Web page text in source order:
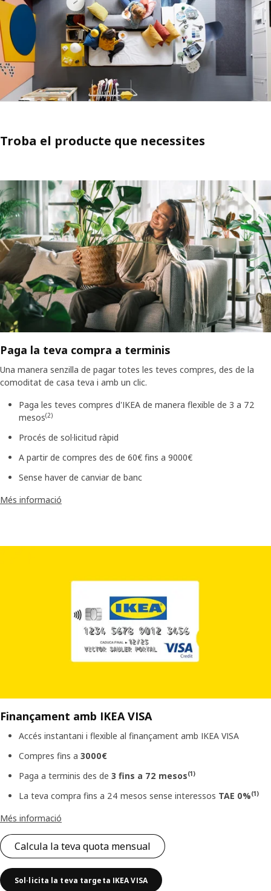
Troba el producte que necessites
Paga la teva compra a terminis
Una manera senzilla de pagar totes les teves compres, des de la
comoditat de casa teva i amb un clic.
Paga les teves compres d'IKEA de manera flexible de 3 a 72
mesos(2)
Procés de sol·licitud ràpid
A partir de compres des de 60€ fins a 9000€
Sense haver de canviar de banc
Més informació
Finançament amb IKEA VISA
Accés instantani i flexible al finançament amb IKEA VISA
Compres fins a 3000€
Paga a terminis des de 3 fins a 72 mesos(1)
La teva compra fins a 24 mesos sense interessos TAE 0%(1)
Més informació
Calcula la teva quota mensual
Sol·licita la teva targeta IKEA VISA